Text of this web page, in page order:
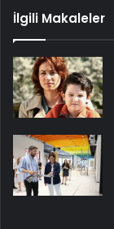
İlgili Makaleler